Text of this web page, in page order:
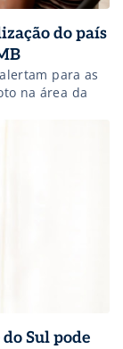
do país
para as
na área da
Sul pode